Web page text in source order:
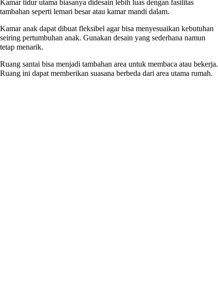
Kamar tidur utama biasanya didesain lebih luas dengan fasilitas
tambahan seperti lemari besar atau kamar mandi dalam.
Kamar anak dapat dibuat fleksibel agar bisa menyesuaikan kebutuhan
seiring pertumbuhan anak. Gunakan desain yang sederhana namun
tetap menarik.
Ruang santai bisa menjadi tambahan area untuk membaca atau bekerja.
Ruang ini dapat memberikan suasana berbeda dari area utama rumah.